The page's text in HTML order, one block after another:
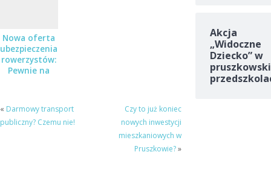
Nowa oferta
ubezpieczenia
rowerzystów:
Pewnie na
« Darmowy transport
publiczny? Czemu nie!
Czy to już koniec
nowych inwestycji
mieszkaniowych w
Pruszkowie?»
Akcja
„Widoczne
Dziecko” w